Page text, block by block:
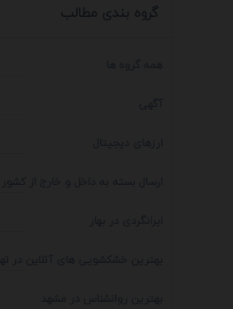
گروه بندی مطالب